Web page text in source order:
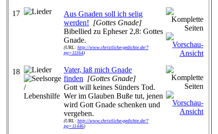
17
Aus Gnaden soll ich selig
werden! [Gottes Gnade]
Bibellied zu Epheser 2,8: Gottes
Gnade.
(URL: http://www.christliche-gedichte.de/?
pg=11164)
18
Vater, laß mich Gnade
finden [Gottes Gnade]
Gott will keines Sünders Tod.
Wer im Glauben Buße tut, jenen
wird Gott Gnade schenken und
vergeben.
(URL: http://www.christliche-gedichte.de/?
pg=11446)